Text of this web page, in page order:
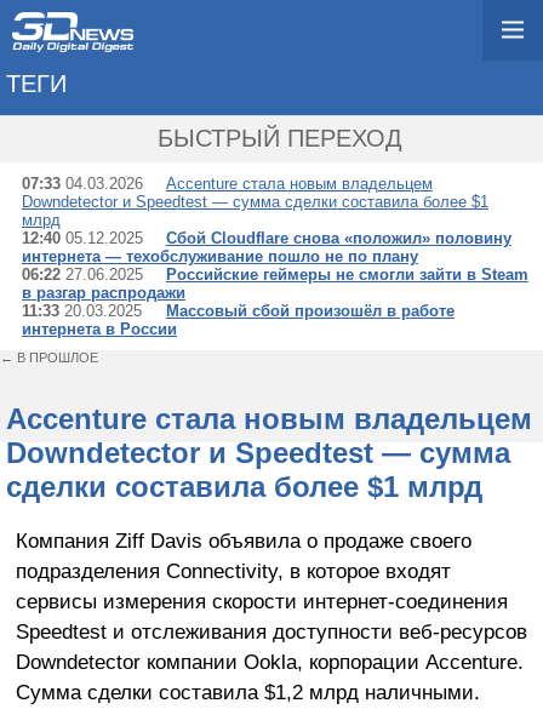
ТЕГИ
БЫСТРЫЙ ПЕРЕХОД
07:33 04.03.2026
Accenture стала новым владельцем
Downdetector и Speedtest — сумма сделки составила более $1
млрд
12:40 05.12.2025
Сбой Cloudflare снова «положил» половину
интернета — техобслуживание пошло не по плану
06:22 27.06.2025
Российские геймеры не смогли зайти в Steam
в разгар распродажи
11:33 20.03.2025
Массовый сбой произошёл в работе
интернета в России
← В ПРОШЛОЕ
Accenture стала новым владельцем
Downdetector и Speedtest — сумма
сделки составила более $1 млрд
Компания Ziff Davis объявила о продаже своего
подразделения Connectivity, в которое входят
сервисы измерения скорости интернет-соединения
Speedtest и отслеживания доступности веб-ресурсов
Downdetector компании Ookla, корпорации Accenture.
Сумма сделки составила $1,2 млрд наличными.